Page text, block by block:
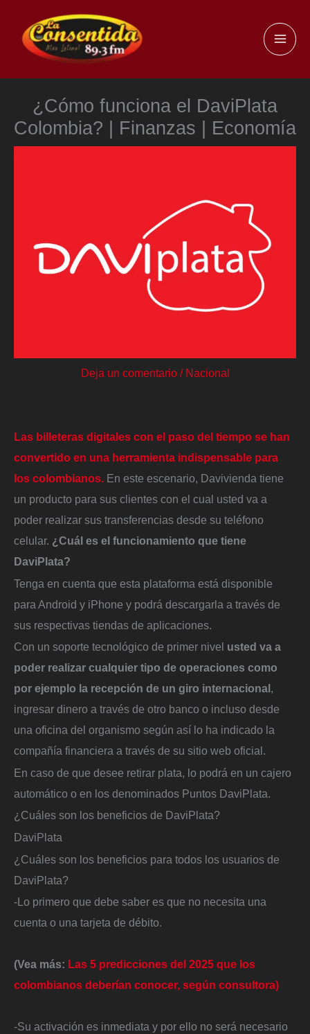
contenido
¿Cómo funciona el DaviPlata
Colombia? | Finanzas | Economía
Deja un comentario / Nacional
Las billeteras digitales con el paso del tiempo se han
convertido en una herramienta indispensable para
los colombianos. En este escenario, Davivienda tiene
un producto para sus clientes con el cual usted va a
poder realizar sus transferencias desde su teléfono
celular. ¿Cuál es el funcionamiento que tiene
DaviPlata?
Tenga en cuenta que esta plataforma está disponible
para Android y iPhone y podrá descargarla a través de
sus respectivas tiendas de aplicaciones.
Con un soporte tecnológico de primer nivel usted va a
poder realizar cualquier tipo de operaciones como
por ejemplo la recepción de un giro internacional,
ingresar dinero a través de otro banco o incluso desde
una oficina del organismo según así lo ha indicado la
compañía financiera a través de su sitio web oficial.
En caso de que desee retirar plata, lo podrá en un cajero
automático o en los denominados Puntos DaviPlata.
¿Cuáles son los beneficios de DaviPlata?
DaviPlata
¿Cuáles son los beneficios para todos los usuarios de
DaviPlata?
-Lo primero que debe saber es que no necesita una
cuenta o una tarjeta de débito.
(Vea más: Las 5 predicciones del 2025 que los
colombianos deberían conocer, según consultora)
-Su activación es inmediata y por ello no será necesario